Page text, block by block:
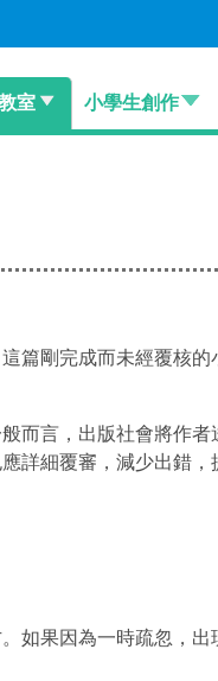
室 小學生創作
篇剛完成而未經覆核的
而言，出版社會將作者
詳細覆審，減少出錯，
如果因為一時疏忽，出